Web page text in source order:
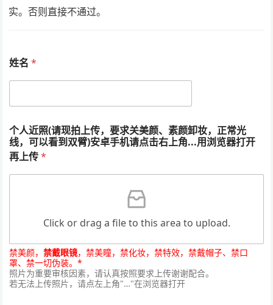
实。否则直接不通过。
姓名*
个人近照(请现拍上传，要求关美颜、素颜卸妆，正常光
线，可以看到双臂)安卓手机请点击右上角...用浏览器打开
再上传*
Click or drag a file to this area to upload.
禁美颜，禁戴眼镜，禁美瞳，禁化妆，禁特效，禁戴帽子、禁口
罩、禁一切伪装。*
照片为重要审核因素，请认真按照要求上传谢谢配合。
若无法上传照片，请点左上角"…"在浏览器打开